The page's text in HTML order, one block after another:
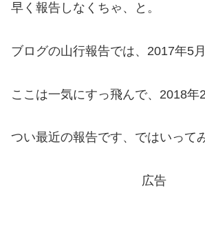
早く報告しなくちゃ、と。
ブログの山行報告では、2017年5
ここは一気にすっ飛んで、2018年2
つい最近の報告です、ではいって
広告